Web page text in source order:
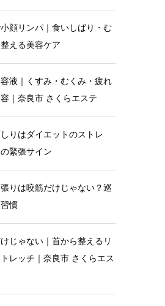
顔リンパ｜食いしばり・む
える美容ケア
液｜くすみ・むくみ・疲れ
｜奈良市 さくらエステ
りはダイエットのストレ
緊張サイン
りは咬筋だけじゃない？巡
慣
じゃない｜首から整えるリ
レッチ｜奈良市 さくらエス